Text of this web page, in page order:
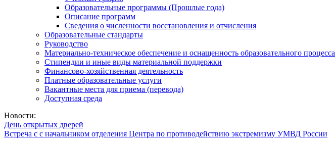
Образовательные программы (Прошлые года)
Описание программ
Сведения о численности восстановления и отчисления
Образовательные стандарты
Руководство
Материально-техническое обеспечение и оснащенность образовательного процесса
Стипендии и иные виды материальной поддержки
Финансово-хозяйственная деятельность
Платные образовательные услуги
Вакантные места для приема (перевода)
Доступная среда
Новости:
День открытых дверей
Встреча с с начальником отделения Центра по противодействию экстремизму УМВД России